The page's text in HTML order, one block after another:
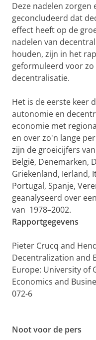
Deze nadelen
geconcludeerd dat
effect heeft op de
nadelen van
houden, zijn in het
geformuleerd voor
decentralisatie.
Het is de eerste keer
autonomie en
economie met
en over zo'n lange
zijn de groeicijfers
België, Denemarken,
Griekenland, Ierland,
Portugal, Spanje,
geanalyseerd over
van 1978–2002.
Rapportgegevens
Pieter Crucq and
Decentralization and
Europe: University of
Economics and
072-6
Noot voor de pers